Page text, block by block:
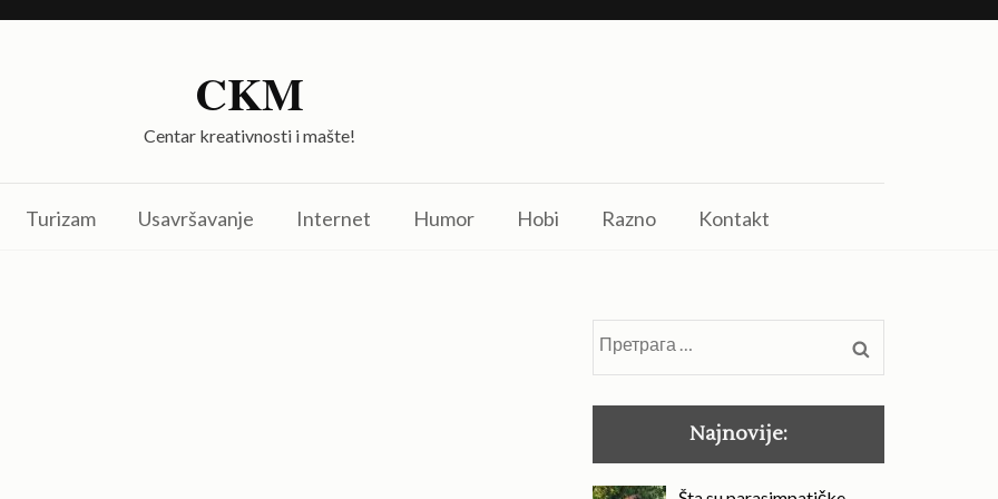
CKM
Centar kreativnosti i mašte!
Turizam Usavršavanje Internet Humor Hobi Razno Kontakt
Претрага
за:
Najnovije: